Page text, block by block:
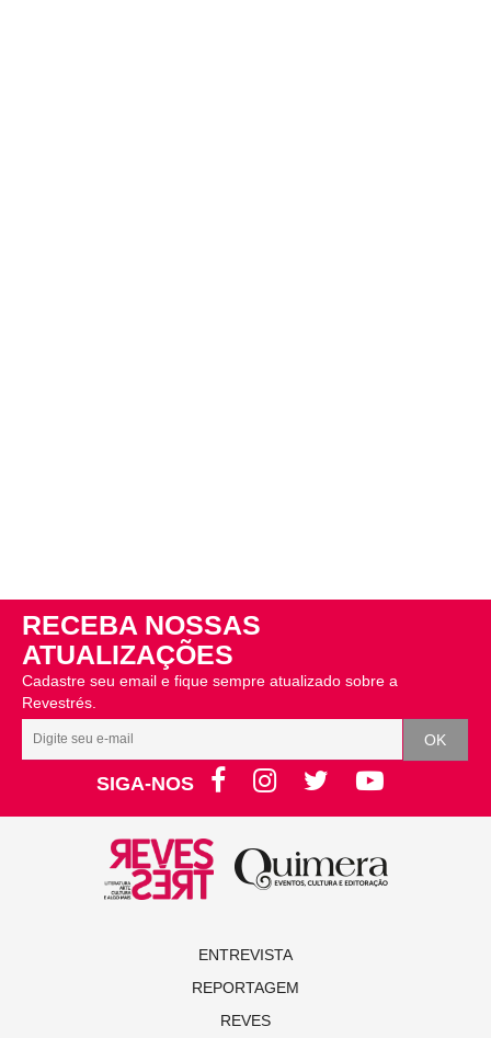
RECEBA NOSSAS
ATUALIZAÇÕES
Cadastre seu email e fique sempre atualizado sobre a
Revestrés.
SIGA-NOS
ENTREVISTA
REPORTAGEM
REVES